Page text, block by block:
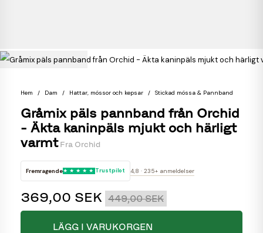
Hem Dam Hattar, mössor och kepsar Stickad mössa & Pannband
Gråmix päls pannband från Orchid
- Äkta kaninpäls mjukt och härligt
varmtFra Orchid
Fremragende Trustpilot 4,8 · 235+ anmeldelser
369,00 SEK 449,00 SEK
LÄGG I VARUKORGEN